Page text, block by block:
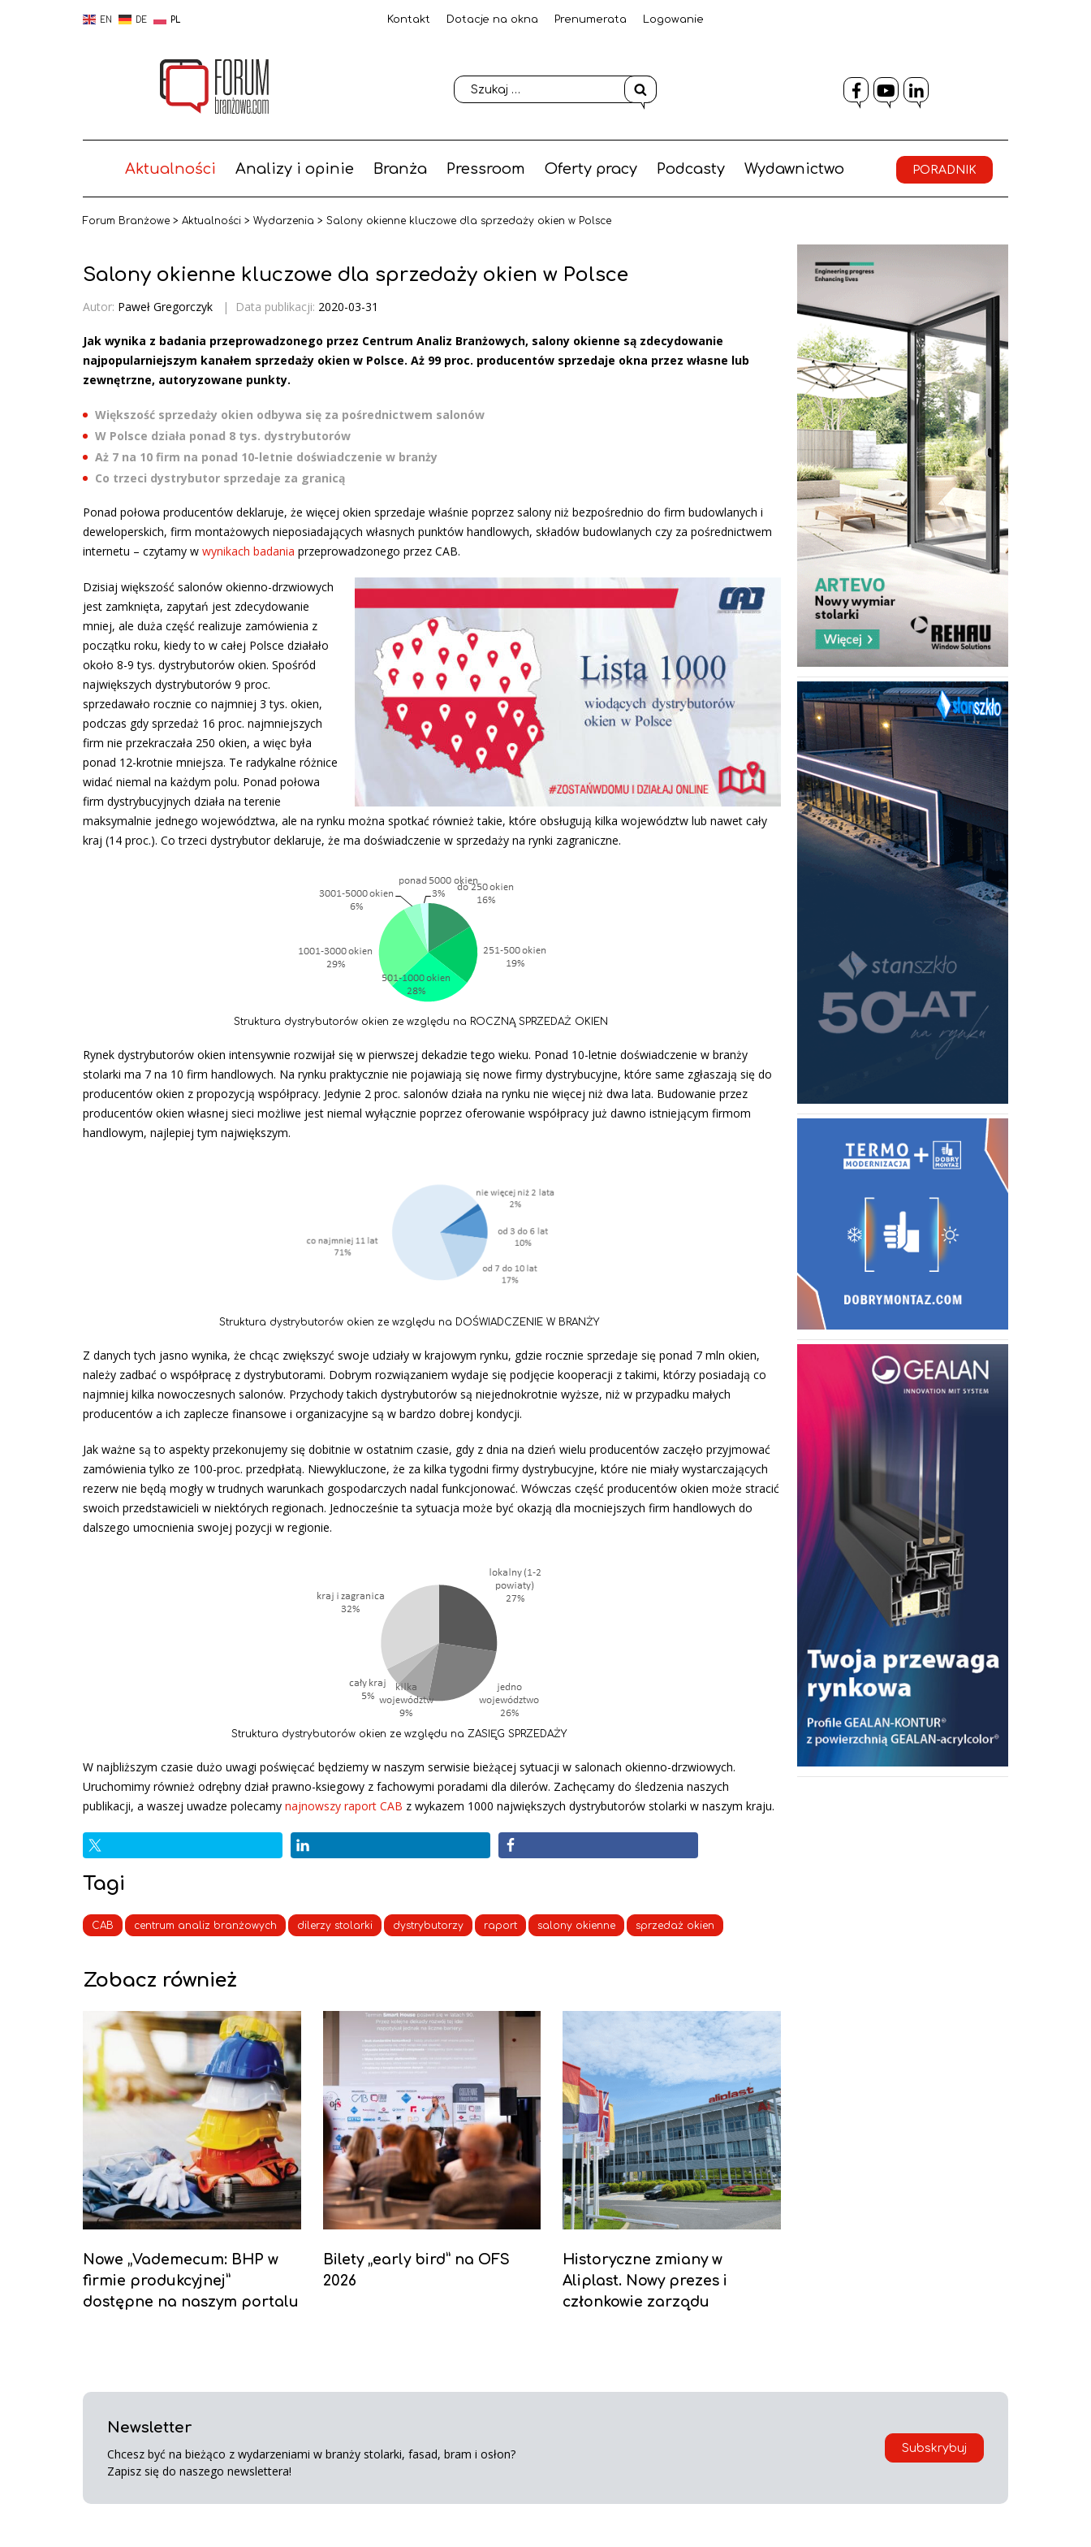
EN DE PL Kontakt Dotacje na okna Prenumerata Logowanie
Facebook
YouTube
LinkedIn
Aktualności Analizy i opinie Branża Pressroom Oferty pracy Podcasty Wydawnictwo PORADNIK
Forum Branżowe > Aktualności > Wydarzenia > Salony okienne kluczowe dla sprzedaży okien w Polsce
Salony okienne kluczowe dla sprzedaży okien w Polsce
Autor: Paweł Gregorczyk | Data publikacji: 2020-03-31
Jak wynika z badania przeprowadzonego przez Centrum Analiz Branżowych, salony okienne są zdecydowanie
najpopularniejszym kanałem sprzedaży okien w Polsce. Aż 99 proc. producentów sprzedaje okna przez własne lub
zewnętrzne, autoryzowane punkty.
Większość sprzedaży okien odbywa się za pośrednictwem salonów
W Polsce działa ponad 8 tys. dystrybutorów
Aż 7 na 10 firm na ponad 10-letnie doświadczenie w branży
Co trzeci dystrybutor sprzedaje za granicą
Ponad połowa producentów deklaruje, że więcej okien sprzedaje właśnie poprzez salony niż bezpośrednio do firm budowlanych i
deweloperskich, firm montażowych nieposiadających własnych punktów handlowych, składów budowlanych czy za pośrednictwem
internetu – czytamy w wynikach badania przeprowadzonego przez CAB.
Dzisiaj większość salonów okienno-drzwiowych
jest zamknięta, zapytań jest zdecydowanie
mniej, ale duża część realizuje zamówienia z
początku roku, kiedy to w całej Polsce działało
około 8-9 tys. dystrybutorów okien. Spośród
największych dystrybutorów 9 proc.
sprzedawało rocznie co najmniej 3 tys. okien,
podczas gdy sprzedaż 16 proc. najmniejszych
firm nie przekraczała 250 okien, a więc była
ponad 12-krotnie mniejsza. Te radykalne różnice
widać niemal na każdym polu. Ponad połowa
firm dystrybucyjnych działa na terenie
maksymalnie jednego województwa, ale na rynku można spotkać również takie, które obsługują kilka województw lub nawet cały
kraj (14 proc.). Co trzeci dystrybutor deklaruje, że ma doświadczenie w sprzedaży na rynki zagraniczne.
Struktura dystrybutorów okien ze względu na ROCZNĄ SPRZEDAŻ OKIEN
Rynek dystrybutorów okien intensywnie rozwijał się w pierwszej dekadzie tego wieku. Ponad 10-letnie doświadczenie w branży
stolarki ma 7 na 10 firm handlowych. Na rynku praktycznie nie pojawiają się nowe firmy dystrybucyjne, które same zgłaszają się do
producentów okien z propozycją współpracy. Jedynie 2 proc. salonów działa na rynku nie więcej niż dwa lata. Budowanie przez
producentów okien własnej sieci możliwe jest niemal wyłącznie poprzez oferowanie współpracy już dawno istniejącym firmom
handlowym, najlepiej tym największym.
Struktura dystrybutorów okien ze względu na DOŚWIADCZENIE W BRANŻY
Z danych tych jasno wynika, że chcąc zwiększyć swoje udziały w krajowym rynku, gdzie rocznie sprzedaje się ponad 7 mln okien,
należy zadbać o współpracę z dystrybutorami. Dobrym rozwiązaniem wydaje się podjęcie kooperacji z takimi, którzy posiadają co
najmniej kilka nowoczesnych salonów. Przychody takich dystrybutorów są niejednokrotnie wyższe, niż w przypadku małych
producentów a ich zaplecze finansowe i organizacyjne są w bardzo dobrej kondycji.
Jak ważne są to aspekty przekonujemy się dobitnie w ostatnim czasie, gdy z dnia na dzień wielu producentów zaczęło przyjmować
zamówienia tylko ze 100-proc. przedpłatą. Niewykluczone, że za kilka tygodni firmy dystrybucyjne, które nie miały wystarczających
rezerw nie będą mogły w trudnych warunkach gospodarczych nadal funkcjonować. Wówczas część producentów okien może stracić
swoich przedstawicieli w niektórych regionach. Jednocześnie ta sytuacja może być okazją dla mocniejszych firm handlowych do
dalszego umocnienia swojej pozycji w regionie.
Struktura dystrybutorów okien ze względu na ZASIĘG SPRZEDAŻY
W najbliższym czasie dużo uwagi poświęcać będziemy w naszym serwisie bieżącej sytuacji w salonach okienno-drzwiowych.
Uruchomimy również odrębny dział prawno-ksiegowy z fachowymi poradami dla dilerów. Zachęcamy do śledzenia naszych
publikacji, a waszej uwadze polecamy najnowszy raport CAB z wykazem 1000 największych dystrybutorów stolarki w naszym kraju.
Tagi
CAB centrum analiz branżowych dilerzy stolarki dystrybutorzy raport salony okienne sprzedaż okien
Zobacz również
Nowe „Vademecum: BHP w
firmie produkcyjnej”
dostępne na naszym portalu
Bilety „early bird” na OFS
2026
Historyczne zmiany w
Aliplast. Nowy prezes i
członkowie zarządu
Newsletter
Chcesz być na bieżąco z wydarzeniami w branży stolarki, fasad, bram i osłon?
Zapisz się do naszego newslettera!
Subskrybuj